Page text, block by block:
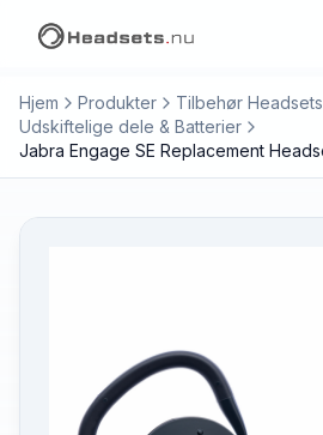
Hjem Produkter
Tilbehør Headsets
Udskiftelige dele & Batterier